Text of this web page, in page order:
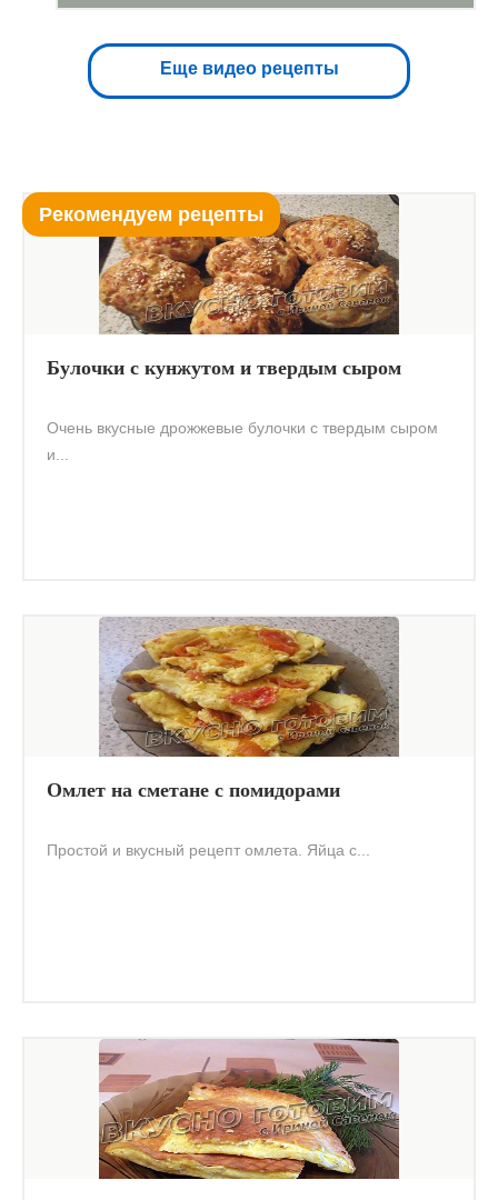
Еще видео рецепты
Рекомендуем рецепты
Булочки с кунжутом и твердым сыром
Очень вкусные дрожжевые булочки с твердым сыром
и...
Омлет на сметане с помидорами
Простой и вкусный рецепт омлета. Яйца с...